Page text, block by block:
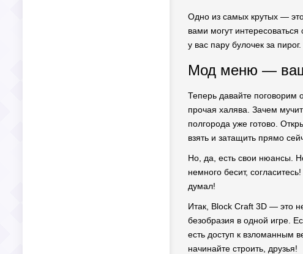
Одно из самых крутых —
вами могут
у вас пару булочек за пирог.
Мод меню —
Теперь давайте поговорим
прочая халява. Зачем
полгорода уже готово.
взять и затащить прямо
Но, да, есть свои нюансы.
немного бесит,
думал!
Итак, Block Craft 3D — это
безобразия в одной игре.
есть доступ к взломанным
начинайте строить, друзья!